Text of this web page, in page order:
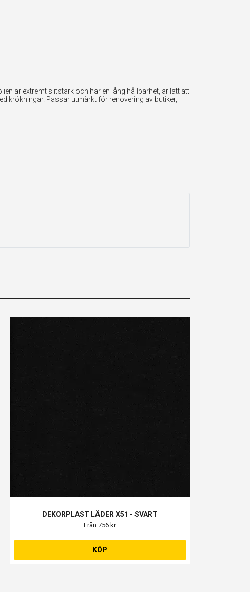
är extremt slitstark och har en lång hållbarhet, är lätt att
krökningar. Passar utmärkt för renovering av butiker,
DEKORPLAST LÄDER X51 - SVART
Från 756 kr
KÖP